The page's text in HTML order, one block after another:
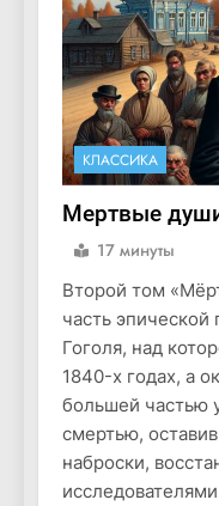
КЛАССИКА
Мертвые
17 минуты
Второй том
часть
Гоголя, над
1840-х годах, а
большей частью
смертью,
наброски,